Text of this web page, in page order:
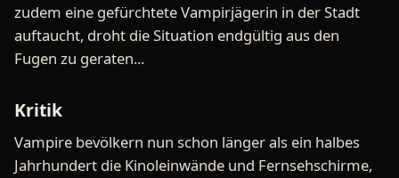
zudem eine gefürchtete Vampirjägerin in der Stadt
auftaucht, droht die Situation endgültig aus den
Fugen zu geraten...
Kritik
Vampire bevölkern nun schon länger als ein halbes
Jahrhundert die Kinoleinwände und Fernsehschirme,